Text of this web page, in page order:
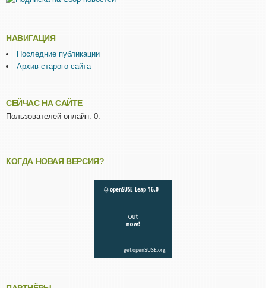
НАВИГАЦИЯ
Последние публикации
Архив старого сайта
СЕЙЧАС НА САЙТЕ
Пользователей онлайн: 0.
КОГДА НОВАЯ ВЕРСИЯ?